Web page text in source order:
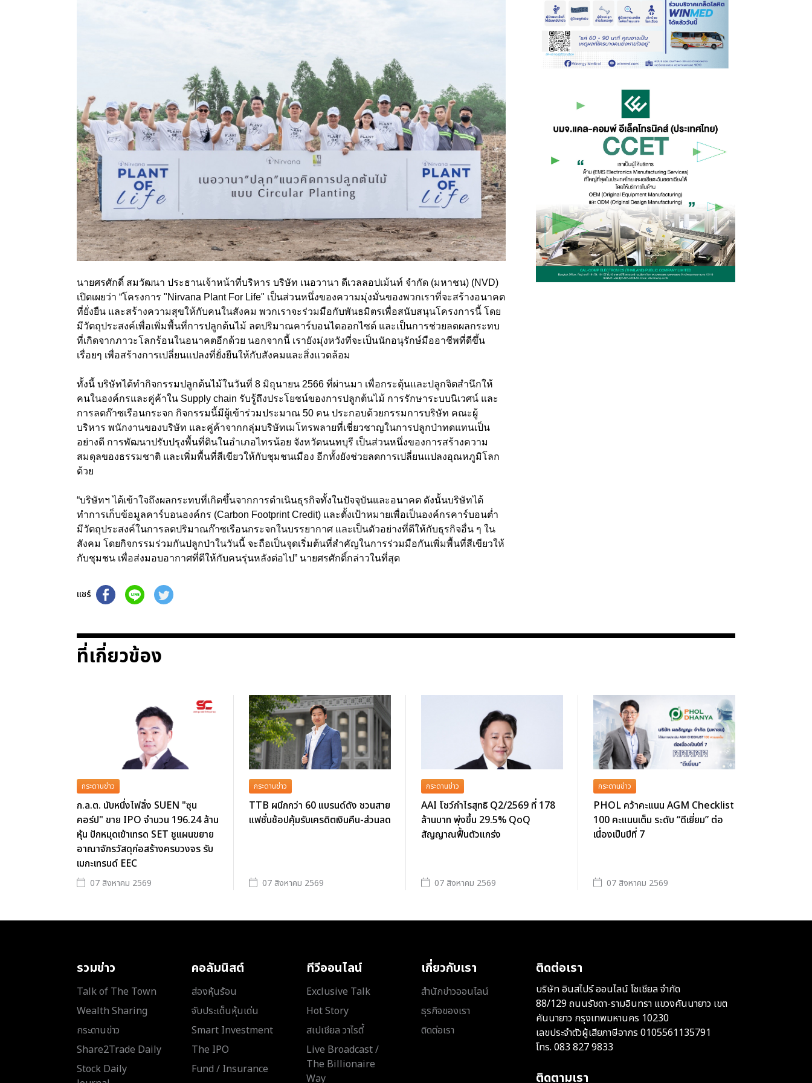
นายศรศักดิ์ สมวัฒนา ประธานเจ้าหน้าที่บริหาร บริษัท เนอวานา ดีเวลลอปเม้นท์ จำกัด (มหาชน) (NVD)
เปิดเผยว่า “โครงการ "Nirvana Plant For Life" เป็นส่วนหนึ่งของความมุ่งมั่นของพวกเราที่จะสร้างอนาคต
ที่ยั่งยืน และสร้างความสุขให้กับคนในสังคม พวกเราจะร่วมมือกับพันธมิตรเพื่อสนับสนุนโครงการนี้ โดย
มีวัตถุประสงค์เพื่อเพิ่มพื้นที่การปลูกต้นไม้ ลดปริมาณคาร์บอนไดออกไซด์ และเป็นการช่วยลดผลกระทบ
ที่เกิดจากภาวะโลกร้อนในอนาคตอีกด้วย นอกจากนี้ เรายังมุ่งหวังที่จะเป็นนักอนุรักษ์มืออาชีพที่ดีขึ้น
เรื่อยๆ เพื่อสร้างการเปลี่ยนแปลงที่ยั่งยืนให้กับสังคมและสิ่งแวดล้อม
ทั้งนี้ บริษัทได้ทำกิจกรรมปลูกต้นไม้ในวันที่ 8 มิถุนายน 2566 ที่ผ่านมา เพื่อกระตุ้นและปลูกจิตสำนึกให้
คนในองค์กรและคู่ค้าใน Supply chain รับรู้ถึงประโยชน์ของการปลูกต้นไม้ การรักษาระบบนิเวศน์ และ
การลดก๊าซเรือนกระจก กิจกรรมนี้มีผู้เข้าร่วมประมาณ 50 คน ประกอบด้วยกรรมการบริษัท คณะผู้
บริหาร พนักงานของบริษัท และคู่ค้าจากกลุ่มบริษัทเมโทรพลายที่เชี่ยวชาญในการปลูกป่าทดแทนเป็น
อย่างดี การพัฒนาปรับปรุงพื้นที่ดินในอำเภอไทรน้อย จังหวัดนนทบุรี เป็นส่วนหนึ่งของการสร้างความ
สมดุลของธรรมชาติ และเพิ่มพื้นที่สีเขียวให้กับชุมชนเมือง อีกทั้งยังช่วยลดการเปลี่ยนแปลงอุณหภูมิโลก
ด้วย
“บริษัทฯ ได้เข้าใจถึงผลกระทบที่เกิดขึ้นจากการดำเนินธุรกิจทั้งในปัจจุบันและอนาคต ดังนั้นบริษัทได้
ทำการเก็บข้อมูลคาร์บอนองค์กร (Carbon Footprint Credit) และตั้งเป้าหมายเพื่อเป็นองค์กรคาร์บอนต่ำ
มีวัตถุประสงค์ในการลดปริมาณก๊าซเรือนกระจกในบรรยากาศ และเป็นตัวอย่างที่ดีให้กับธุรกิจอื่น ๆ ใน
สังคม โดยกิจกรรมร่วมกันปลูกป่าในวันนี้ จะถือเป็นจุดเริ่มต้นที่สำคัญในการร่วมมือกันเพิ่มพื้นที่สีเขียวให้
กับชุมชน เพื่อส่งมอบอากาศที่ดีให้กับคนรุ่นหลังต่อไป” นายศรศักดิ์กล่าวในที่สุด
แชร์
ที่เกี่ยวข้อง
กระดานข่าว
ก.ล.ต. นับหนึ่งไฟลิ่ง SUEN "ซุน
คอร์ป" ขาย IPO จำนวน 196.24 ล้าน
หุ้น ปักหมุดเข้าเทรด SET ชูแผนขยาย
อาณาจักรวัสดุก่อสร้างครบวงจร รับ
เมกะเทรนด์ EEC
07 สิงหาคม 2569
กระดานข่าว
TTB ผนึกกว่า 60 แบรนด์ดัง ชวนสาย
แฟชั่นช้อปคุ้มรับเครดิตเงินคืน-ส่วนลด
07 สิงหาคม 2569
กระดานข่าว
AAI โชว์กำไรสุทธิ Q2/2569 ที่ 178
ล้านบาท พุ่งขึ้น 29.5% QoQ
สัญญาณฟื้นตัวแกร่ง
07 สิงหาคม 2569
กระดานข่าว
PHOL คว้าคะแนน AGM Checklist
100 คะแนนเต็ม ระดับ “ดีเยี่ยม” ต่อ
เนื่องเป็นปีที่ 7
07 สิงหาคม 2569
รวมข่าว
Talk of The Town
Wealth Sharing
กระดานข่าว
Share2Trade Daily
Stock Daily
คอลัมนิสต์
ส่องหุ้นร้อน
จับประเด็นหุ้นเด่น
Smart Investment
The IPO
Fund / Insurance
ทีวีออนไลน์
Exclusive Talk
Hot Story
สเปเชียล วาไรตี้
Live Broadcast /
The Billionaire
Way
เกี่ยวกับเรา
สำนักข่าวออนไลน์
ธุรกิจของเรา
ติดต่อเรา
ติดต่อเรา
บริษัท อินสไปร์ ออนไลน์ โซเชียล จำกัด
88/129 ถนนรัชดา-รามอินทรา แขวงคันนายาว เขต
คันนายาว กรุงเทพมหานคร 10230
เลขประจำตัวผู้เสียภาษีอากร 0105561135791
โทร. 083 827 9833
ติดตามเรา